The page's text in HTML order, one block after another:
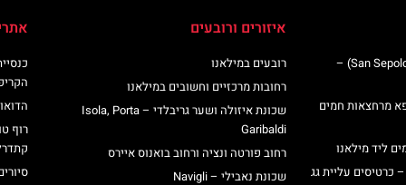
כנסיית סן ספולקרו (San Sepolcro Crypt) –
מרחצאות חמים
ליד מילאנו
כרטיסים עליית גג
איזורים ורובעים
רובעים במילאנו
רחובות מרכזיים וחשובים במילאנו
שכונת איזולה ושער גריבלדי – Isola, Porta
Garibaldi
רחוב פורטה ונציה ורחוב בואנוס איירס
שכונת נאבילי – Navigli
רוף